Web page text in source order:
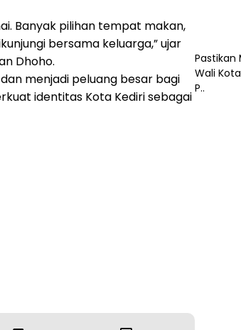
Banyak pilihan tempat makan,
bersama keluarga,” ujar
Dhoho.
menjadi peluang besar bagi
identitas Kota Kediri sebagai
Pastikan
Wali
P..